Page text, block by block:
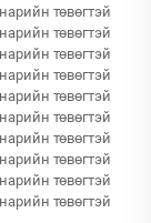
төвөгтэй
төвөгтэй
төвөгтэй
төвөгтэй
төвөгтэй
төвөгтэй
төвөгтэй
төвөгтэй
төвөгтэй
төвөгтэй